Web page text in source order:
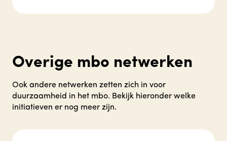
Overige mbo netwerken
Ook andere netwerken zetten zich in voor
duurzaamheid in het mbo. Bekijk hieronder welke
initiatieven er nog meer zijn.